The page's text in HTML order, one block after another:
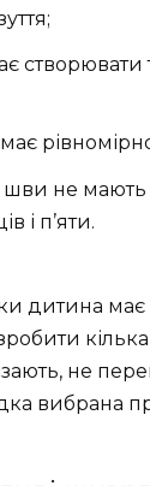
створювати
шви не
і п’яти.
дитина має
не
вибрана